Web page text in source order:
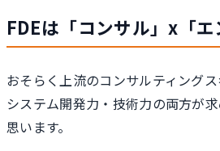
FDEは「コンサル」x「エ
おそらく上流のコンサルティング
システム開発力・技術力の両方が
思います。